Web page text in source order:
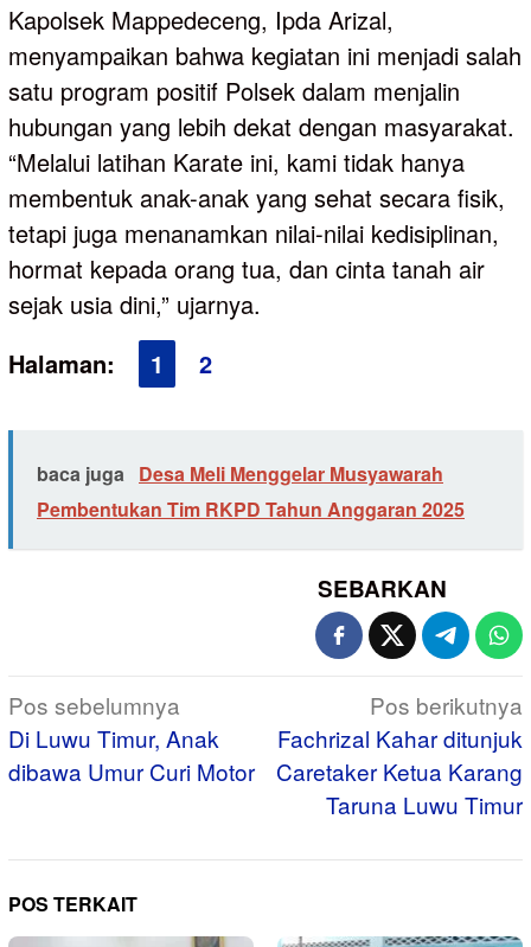
Kapolsek Mappedeceng, Ipda Arizal,
menyampaikan bahwa kegiatan ini menjadi salah
satu program positif Polsek dalam menjalin
hubungan yang lebih dekat dengan masyarakat.
“Melalui latihan Karate ini, kami tidak hanya
membentuk anak-anak yang sehat secara fisik,
tetapi juga menanamkan nilai-nilai kedisiplinan,
hormat kepada orang tua, dan cinta tanah air
sejak usia dini,” ujarnya.
Halaman:
1 2
baca juga Desa Meli Menggelar Musyawarah
Pembentukan Tim RKPD Tahun Anggaran 2025
SEBARKAN
Navigasi
pos
Pos sebelumnya
Di Luwu Timur, Anak
dibawa Umur Curi Motor
Pos berikutnya
Fachrizal Kahar ditunjuk
Caretaker Ketua Karang
Taruna Luwu Timur
POS TERKAIT